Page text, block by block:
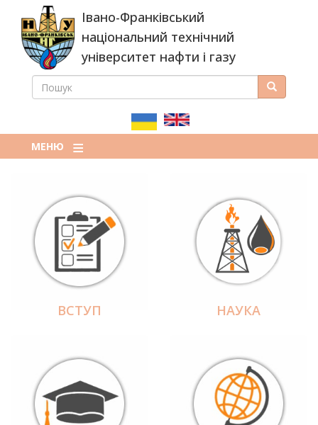
основного
вмісту
Івано-Франківський
національний технічний
університет нафти і газу
ПОШУКОВА
ПОШУК Пошук
МЕНЮ
ВСТУП НАУКА